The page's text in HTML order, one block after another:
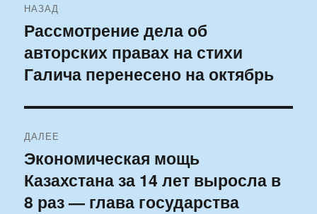
по
записям
НАЗАД
Предыдущая
запись:
Рассмотрение дела об
авторских правах на стихи
Галича перенесено на октябрь
ДАЛЕЕ
Следующая
запись:
Экономическая мощь
Казахстана за 14 лет выросла в
8 раз — глава государства